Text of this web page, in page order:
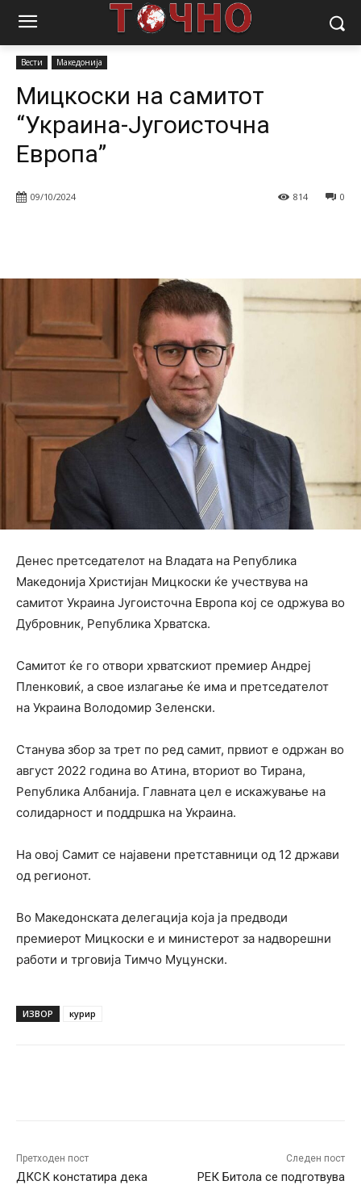
Почетна
Мицкоски на самитот “Украина-Југоисточна
Вести Македонија
Мицкоски на самитот
“Украина-Југоисточна
Европа”
09/10/2024 0
814
Денес претседателот на Владата на Република
Македонија Христијан Мицкоски ќе учествува на
самитот Украина Југоисточна Европа кој се одржува во
Дубровник, Република Хрватска.
Самитот ќе го отвори хрватскиот премиер Андреј
Пленковиќ, а свое излагање ќе има и претседателот
на Украина Володомир Зеленски.
Станува збор за трет по ред самит, првиот е одржан во
август 2022 година во Атина, вториот во Тирана,
Република Албанија. Главната цел е искажување на
солидарност и поддршка на Украина.
На овој Самит се најавени претставници од 12 држави
од регионот.
Во Македонската делегација која ја предводи
премиерот Мицкоски е и министерот за надворешни
работи и трговија Тимчо Муцунски.
ИЗВОР курир
Претходен пост
ДКСК констатира дека
Следен пост
РЕК Битола се подготвува